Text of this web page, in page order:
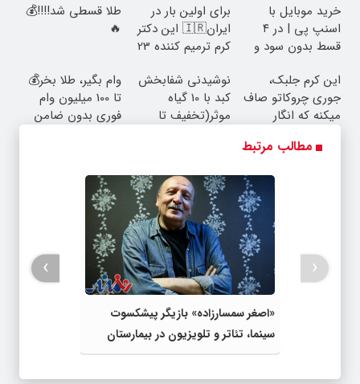
کن
خرید موبایل با
اسنپ پی | در ۴
قسط بدون سود و
برای اولین بار در
ایران🇮🇷 این دکتر
کرم ترمیم کننده 23
طلا قسطی شد!!!!💰
🔥
این کرم جلبک،
جوری چروکاتو صاف
میکنه که انگار
(تخفیف ویژه)
نوشیدنی شفابخش
کبد با 10 گیاه
موثر(تخفیف تا
وام بگیر، طلا بخر💰
تا 100 میلیون وام
فوری بدون ضامن
مطالب مرتبط
«اصغر سمسارزاده» بازیگر پیشکسوت
سینما، تئاتر و تلویزیون در بیمارستان
بستری شد
‹
›